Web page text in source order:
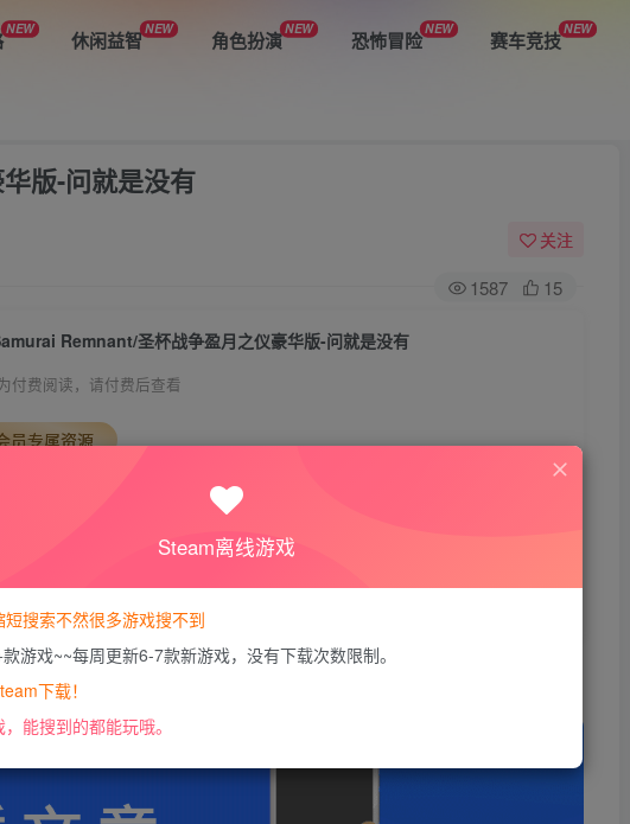
NEW 休闲益智NEW 角色扮演NEW 恐怖冒险NEW 赛车竞技NEW
版-问就是没有
关注
1587 15
Remnant/圣杯战争盈月之仪豪华版-问就是没有
付费阅读，请付费后查看
员专属资源
程： https://docs.qq.com/doc/DU0VHUUFRS2xDa1Jp
Steam离线游戏
搜索不然很多游戏搜不到
游戏~~每周更新6-7款新游戏，没有下载次数限制。
下载！
能搜到的都能玩哦。